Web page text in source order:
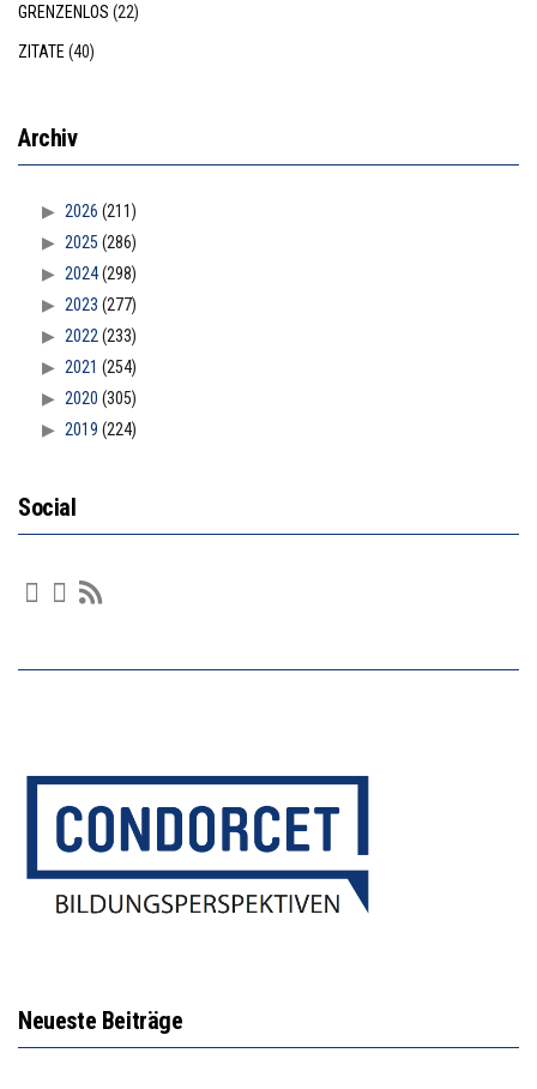
GRENZENLOS (22)
ZITATE (40)
Archiv
2026 (211)
2025 (286)
2024(298)
2023 (277)
2022 (233)
2021 (254)
2020 (305)
2019 (224)
Social
Neueste Beiträge